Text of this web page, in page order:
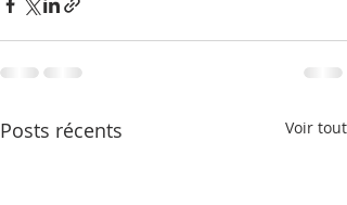
Posts récents Voir tout